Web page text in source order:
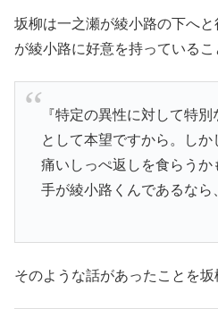
坂柳は一之瀬が綾小路の下へ
が綾小路に好意を持っているこ
『特定の異性に対して特
として本望ですから。し
痛いしっぺ返しを食らうか
手が綾小路くんであるなら
そのような話があったことを坂